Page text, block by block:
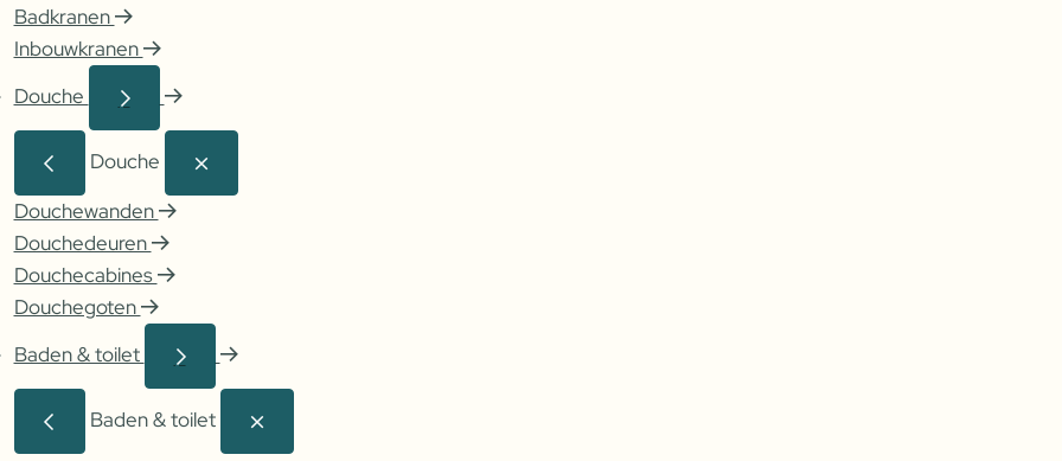
Badkranen
Inbouwkranen
Douche
Douche
Douchewanden
Douchedeuren
Douchecabines
Douchegoten
Baden & toilet
Baden & toilet